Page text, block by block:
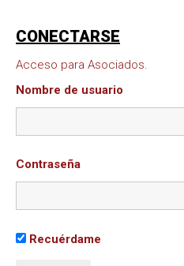
CONECTARSE
Acceso para Asociados.
Nombre de usuario
Contraseña
Recuérdame